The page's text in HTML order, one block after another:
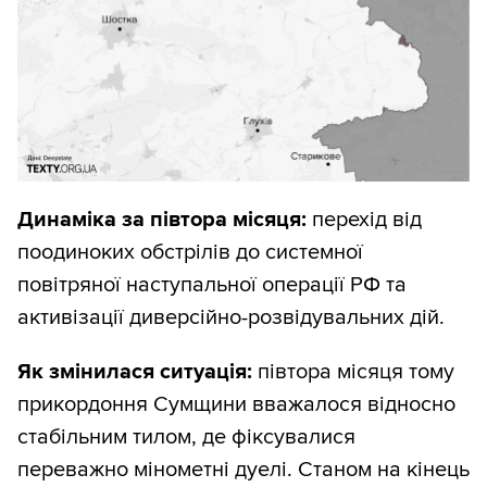
зверху ми дивимося на те,
наскільки
швидко змінюється ситуація
територіями (через нахил лінії в якийсь
інтервал часу);
знизу дивимося на те,
якою ціною для
тиждень).
Така комбінація дає змогу швидко
побачити суть, не гублячись у дрібних
І ще один дуже важливий момент: ви
одразу бачите різні фази бойових дій
протягом усієї війни.
Динаміка за півтора місяця: перехід від
поодиноких обстрілів до системної
повітряної наступальної операції РФ та
активізації диверсійно-розвідувальних дій.
Як змінилася ситуація: півтора місяця тому
прикордоння Сумщини вважалося відносно
стабільним тилом, де фіксувалися
переважно мінометні дуелі. Станом на кінець